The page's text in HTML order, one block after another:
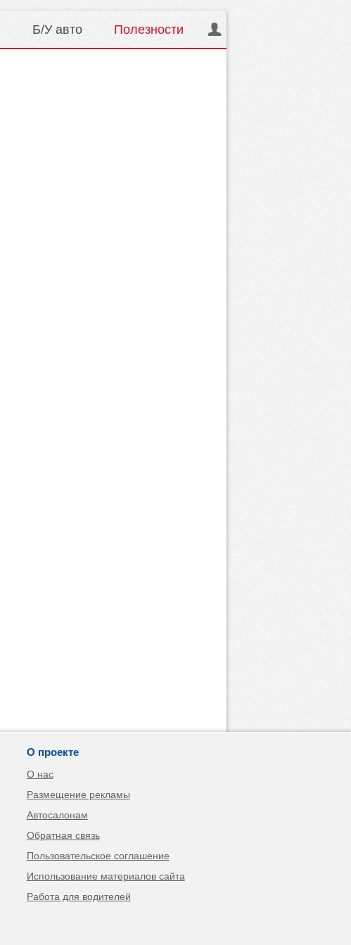
Б/У авто Полезности
О проекте
О нас
Размещение рекламы
Автосалонам
Обратная связь
Пользовательское соглашение
Использование материалов сайта
Работа для водителей